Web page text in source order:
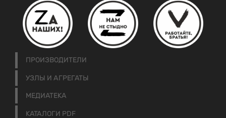
ПРОИЗВОДИТЕЛИ
УЗЛЫ И АГРЕГАТЫ
МЕДИАТЕКА
КАТАЛОГИ PDF